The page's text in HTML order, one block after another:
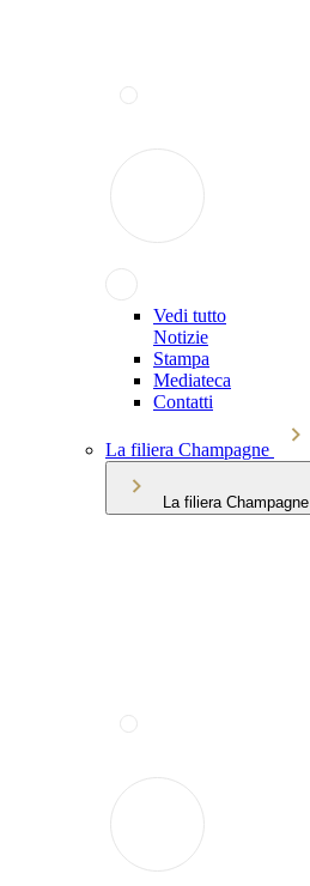
Vedi tutto
Notizie
Stampa
Mediateca
Contatti
La filiera Champagne
La filiera Champagne